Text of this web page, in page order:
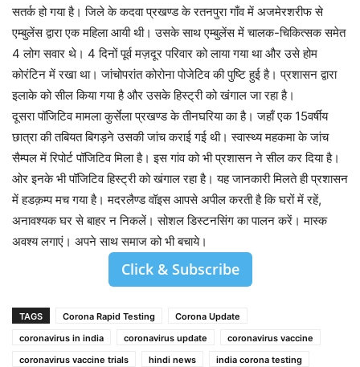
सतर्क हो गया है। जिले के कदवा प्रखण्ड के रतनपुरा गाँव में अजमेरशरीफ से
एम्बुलेंस द्वारा एक महिला आयी थी। उसके साथ एम्बुलेंस में चालक-चिकित्सक समेत
4 लोग सवार थे। 4 दिनों पूर्व मज़दूर परिवार को लाया गया था और उसे होम
कोरंटिन में रखा था। जांचोपरांत कोरोना पोजेटिव की पुष्टि हुई है। प्रशासन द्वारा
इलाके को सील किया गया है और उसके हिस्ट्री को खंगाल जा रहा है।
दूसरा पॉजिटिव मामला कुर्सेला प्रखण्ड के तीनघरिया का है। जहाँ एक 15वर्षीय
छात्रा की तबियत बिगड़ने उसकी जांच कराई गई थी। स्वास्थ्य महकमा के जांच
सैम्पल में रिपोर्ट पॉजिटिव मिला है। इस गांव को भी प्रशासन ने सील कर दिया है।
ओर इनके भी पॉजिटिव हिस्ट्री को खंगाल रहा है। यह जानकारी मिलते ही प्रशासन
में हडक़म्प मच गया है। मदरलैण्ड वॉइस आपसे अपील करती है कि घरों में रहें,
अनावश्यक घर से बाहर न निकलें। सोशल डिस्टनसिंग का पालन करें। मास्क
अवश्य लगाएं। अपने साथ समाज को भी बचाये।
Click & Subscribe
TAGS Corona Rapid Testing
Corona Update
coronavirus in india
coronavirus update
coronavirus vaccine
coronavirus vaccine trials
hindi news
india corona testing